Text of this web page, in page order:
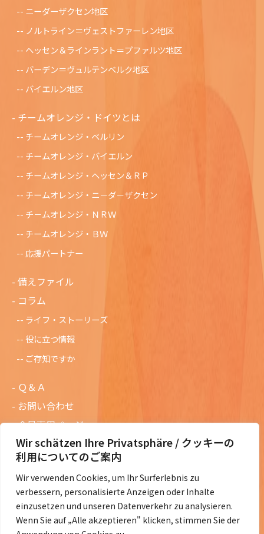
Wir schätzen Ihre Privatsphäre / クッキーの
利用についてのご案内
Wir verwenden Cookies, um Ihr Surferlebnis zu
verbessern, personalisierte Anzeigen oder Inhalte
einzusetzen und unseren Datenverkehr zu analysieren.
Wenn Sie auf „Alle akzeptieren" klicken, stimmen Sie der
ニーダーザクセン地区
ノルトライン＝ヴェストファーレン地区
ヘッセン＆ラインラント＝プファルツ地区
バーデン＝ヴュルテンベルク地区
バイエルン地区
チームオレンジ・ドイツとは
チームオレンジ・ベルリン
チームオレンジ・バイエルン
チームオレンジ・ヘッセン＆ＲＰ
チームオレンジ・ニ－ダ－ザクセン
チ－ムオレンジ・ＮＲＷ
チームオレンジ・ＢＷ
応援パートナー
備えファイル
コラム
ライフ・ストーリーズ
役に立つ情報
ご存知ですか
Ｑ＆Ａ
お問い合わせ
会員専用ページ
ニュースレターバックナンバー
過去の講演資料
総会議事録
定款・会費規定など
コラムの紹介